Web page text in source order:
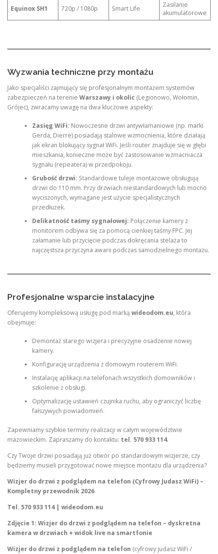
Equinox SH1 720p / 1080p Smart Life
Zasilanie
akumulatorowe
Wyzwania techniczne przy montażu
Jako specjaliści zajmujący się profesjonalnym montażem systemów
zabezpieczeń na terenie Warszawy i okolic (Legionowo, Wołomin,
Grójec), zwracamy uwagę na dwa kluczowe aspekty:
Zasięg WiFi: Nowoczesne drzwi antywłamaniowe (np. marki
Gerda, Dierre) posiadają stalowe wzmocnienia, które działają
jak ekran blokujący sygnał WiFi. Jeśli router znajduje się w głębi
mieszkania, konieczne może być zastosowanie wzmacniacza
sygnału (repeatera) w przedpokoju.
Grubość drzwi: Standardowe tuleje montażowe obsługują
drzwi do 110 mm. Przy drzwiach niestandardowych lub mocno
wyciszonych, wymagane jest użycie specjalistycznych
przedłużek.
Delikatność taśmy sygnałowej: Połączenie kamery z
monitorem odbywa się za pomocą cienkiej taśmy FPC. Jej
załamanie lub przycięcie podczas dokręcania stelaża to
najczęstsza przyczyna awarii podczas samodzielnego montażu.
Profesjonalne wsparcie instalacyjne
Oferujemy kompleksową usługę pod marką wideodom.eu, która
obejmuje:
Demontaż starego wizjera i precyzyjne osadzenie nowej
kamery.
Konfigurację urządzenia z domowym routerem WiFi.
Instalację aplikacji na telefonach wszystkich domowników i
szkolenie z obsługi.
Optymalizację ustawień czujnika ruchu, aby ograniczyć liczbę
fałszywych powiadomień.
Zapewniamy szybkie terminy realizacji w całym województwie
mazowieckim. Zapraszamy do kontaktu: tel. 570 933 114.
Czy Twoje drzwi posiadają już otwór po standardowym wizjerze, czy
będziemy musieli przygotować nowe miejsce montażu dla urządzenia?
Wizjer do drzwi z podglądem na telefon (Cyfrowy Judasz WiFi) –
Kompletny przewodnik 2026
Tel. 570 933 114 | wideodom.eu
Zdjęcie 1: Wizjer do drzwi z podglądem na telefon – dyskretna
kamera w drzwiach + widok live na smartfonie
Wizjer do drzwi z podglądem na telefon (cyfrowy judasz WiFi /